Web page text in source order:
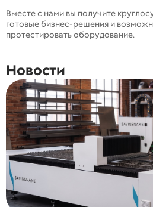
Вместе с нами вы получите
готовые бизнес-решения и
протестировать оборудование.
Новости